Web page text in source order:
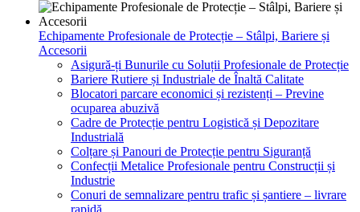
Echipamente Profesionale de Protecție – Stâlpi, Bariere și
Accesorii
Asigură-ți Bunurile cu Soluții Profesionale de Protecție
Bariere Rutiere și Industriale de Înaltă Calitate
Blocatori parcare economici și rezistenți – Previne
ocuparea abuzivă
Cadre de Protecție pentru Logistică și Depozitare
Industrială
Colțare și Panouri de Protecție pentru Siguranță
Confecții Metalice Profesionale pentru Construcții și
Industrie
Conuri de semnalizare pentru trafic și șantiere – livrare
rapidă